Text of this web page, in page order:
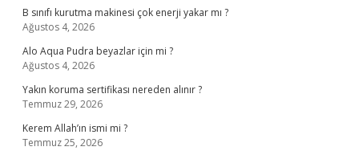
B sınıfı kurutma makinesi çok enerji yakar mı ?
Ağustos 4, 2026
Alo Aqua Pudra beyazlar için mi ?
Ağustos 4, 2026
Yakın koruma sertifikası nereden alınır ?
Temmuz 29, 2026
Kerem Allah’ın ismi mi ?
Temmuz 25, 2026